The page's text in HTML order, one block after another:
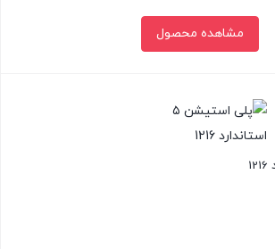
مشاهده محصول